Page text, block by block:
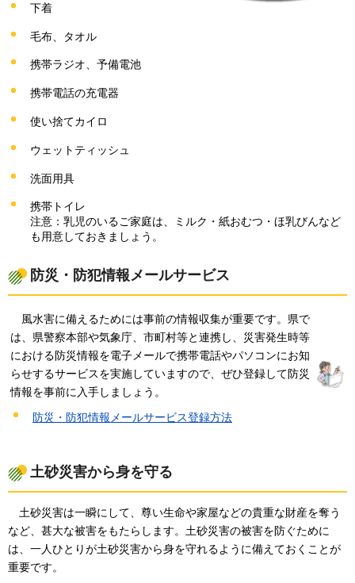
下着
毛布、タオル
携帯ラジオ、予備電池
携帯電話の充電器
使い捨てカイロ
ウェットティッシュ
洗面用具
携帯トイレ
注意：乳児のいるご家庭は、ミルク・紙おむつ・ほ乳びんなど
も用意しておきましょう。
防災・防犯情報メールサービス
風水害に備えるためには事前の情報収集が重要です。県で
は、県警察本部や気象庁、市町村等と連携し、災害発生時等
における防災情報を電子メールで携帯電話やパソコンにお知
らせするサービスを実施していますので、ぜひ登録して防災
情報を事前に入手しましょう。
防災・防犯情報メールサービス登録方法
土砂災害から身を守る
土砂災害は一瞬にして、尊い生命や家屋などの貴重な財産を奪う
など、甚大な被害をもたらします。土砂災害の被害を防ぐために
は、一人ひとりが土砂災害から身を守れるように備えておくことが
重要です。